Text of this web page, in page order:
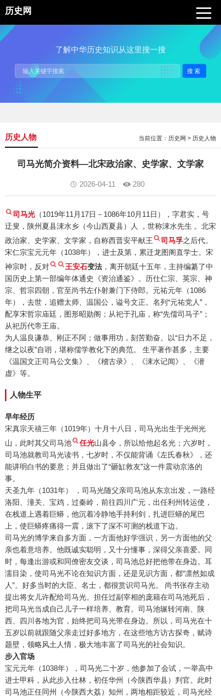
历史网
了解中华历史知识从这里搜一搜
搜索
当前位置： 历史网 > 历史人物
历史人物
司马光简介资料—北宋政治家、史学家、文学家
2026-04-11 280
司马光 （1019年11月17日－1086年10月11日），字君实，号
迂叟，陕州夏县涑水乡（今山西夏县）人 ，世称涑水先生 。北宋
政治家、史学家、文学家，自称西晋安平献王
司马孚之后代。
宋仁宗宝元元年（1038年），进士及第，累迁龙图阁直学士。宋
神宗时，反对
王安石变法，离开朝廷十五年，主持编纂了中
国历史上第一部编年体通史《资治通鉴》。历仕仁宗、英宗、神
宗、哲宗四朝，官至尚书左仆射兼门下侍郎。元祐元年（1086
年），去世，追赠太师、温国公，谥号文正。名列“元祐党人”，
配享宋哲宗庙廷，图形昭勋阁；从祀于孔庙，称“先儒司马子”；
从祀历代帝王庙。
为人温良谦恭、刚正不阿；做事用功，刻苦勤奋。以“日力不足，
继之以夜”自诩，堪称儒学教化下的典范。 生平著作甚多，主要
《温国文正司马公文集》、《稽古录》、《涑水记闻》、《潜
虚》等。
人物生平
早年经历
宋真宗天禧三年（1019年）十月十八日，司马光出生于光州光
山，此时其父司马池
任光山县令，所以给他起名光；六岁时，
司马池就教司马光读书，七岁时，不仅能背诵《左氏春秋》，还
能讲明白书的要意；并且做出了“砸缸救友”这一件震动京洛的
事。
天圣九年（1031年） ，司马光随父亲司马池从东京出发，一路经
洛阳、潼关、宝鸡，过秦岭，前往四川广元，出任利州转运使，
在栈道上遇着巨蟒，他沉着冷静地手持利剑，扎进巨蟒的尾巴
上，使巨蟒疼痛得一震，滚下了深不可测的栈道下边。
司马光的博学来自多方面，一方面他好学强识，另一方面他的父
亲也着意培养。他既诚实聪明，又十分懂事，深得父亲喜爱。同
时，每逢出游或和同僚密友交谈，司马池总好把他带在身边。耳
濡目染，使司马光不论在知识方面，还是见识方面，都“凛然如成
人”。好多当时的大臣、名士，都很赏识司马光。 尚书张存主动
提出将女儿许配给司马光。担任过副宰相的庞籍在司马池死后，
把司马光当成自己儿子一样培养、教育。司马池辗转河南、陕
西、四川各地为官，始终把司马光带在身边。所以，司马光在十
五岁以前就跟随父亲走过好多地方，在这些地方访古探奇，赋诗
题壁，领略风土人情，极大地丰富了司马光的社会知识。
步入官场
宝元元年（1038年），司马光二十岁，他参加了会试，一举高中
进士甲科，从此步入仕林，初任华州（今陕西华县）判官。此时
司马池正任同州（今陕西大荔）知州，两地相距较近，司马光经